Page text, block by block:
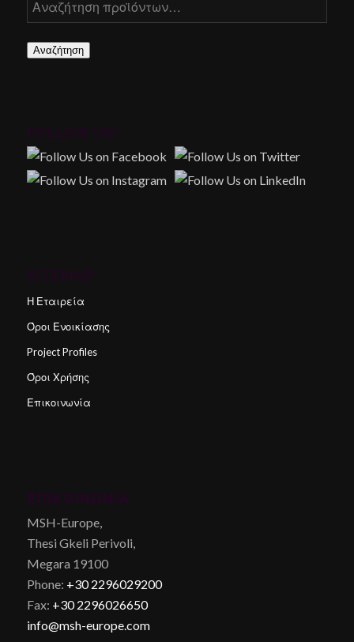
Αναζήτηση
Η Εταιρεία
Όροι Ενοικίασης
Project Profiles
Όροι Χρήσης
Επικοινωνία
MSH-Europe,
Thesi Gkeli Perivoli,
Megara 19100
Phone: +30 2296029200
Fax: +30 2296026650
info@msh-europe.com